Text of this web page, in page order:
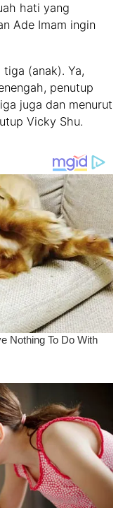
hati yang
Ade Imam ingin
(anak). Ya,
penutup
juga dan menurut
Vicky Shu.